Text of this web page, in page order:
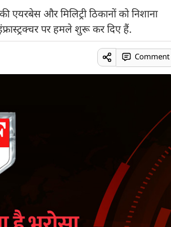
और मिलिट्री ठिकानों को निशाना
पर हमले शुरू कर दिए हैं.
Comment